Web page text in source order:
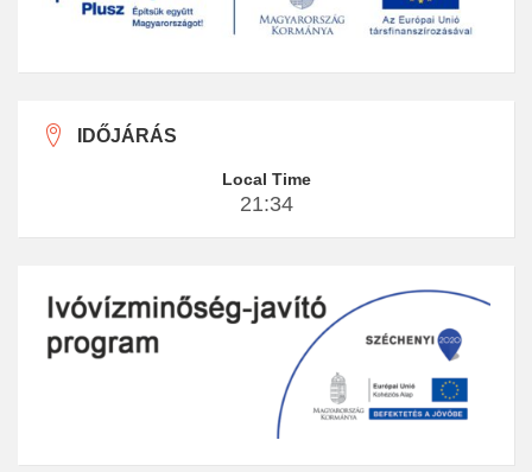
IDŐJÁRÁS
Local Time
21:34